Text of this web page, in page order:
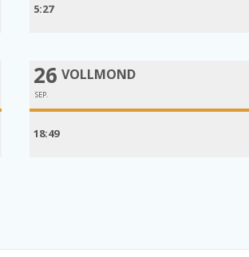
5:27
26
SEP.
VOLLMOND
18:49